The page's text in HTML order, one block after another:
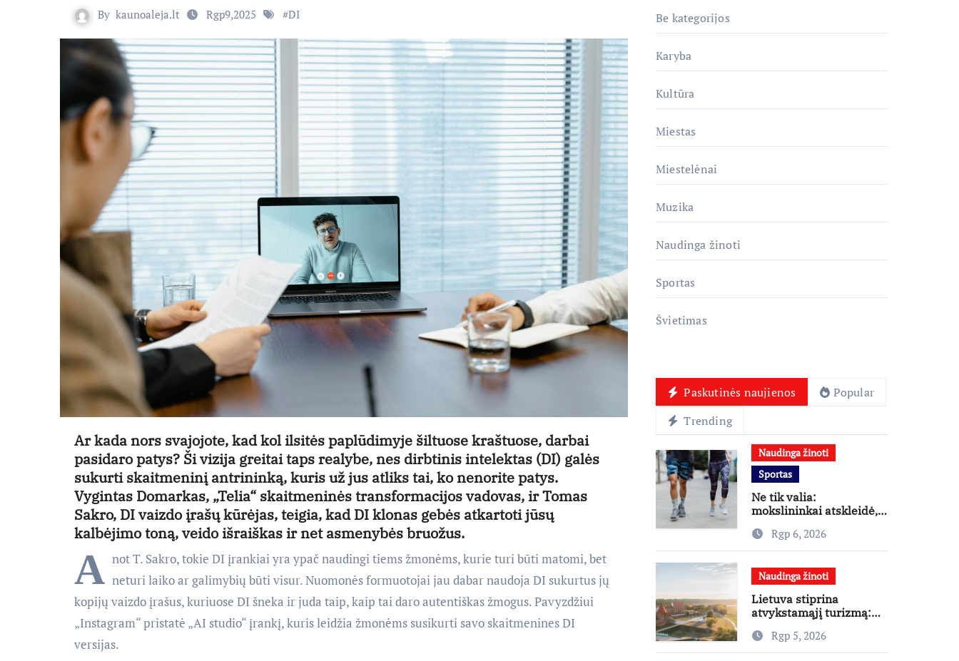
By kaunoaleja.lt Rgp9,2025 #DI
Ar kada nors svajojote, kad kol ilsitės paplūdimyje šiltuose kraštuose, darbai
pasidaro patys? Ši vizija greitai taps realybe, nes dirbtinis intelektas (DI) galės
sukurti skaitmeninį antrininką, kuris už jus atliks tai, ko nenorite patys.
Vygintas Domarkas, „Telia“ skaitmeninės transformacijos vadovas, ir Tomas
Sakro, DI vaizdo įrašų kūrėjas, teigia, kad DI klonas gebės atkartoti jūsų
kalbėjimo toną, veido išraiškas ir net asmenybės bruožus.
A not T. Sakro, tokie DI įrankiai yra ypač naudingi tiems žmonėms, kurie turi būti matomi, bet
neturi laiko ar galimybių būti visur. Nuomonės formuotojai jau dabar naudoja DI sukurtus jų
kopijų vaizdo įrašus, kuriuose DI šneka ir juda taip, kaip tai daro autentiškas žmogus. Pavyzdžiui
„Instagram“ pristatė „AI studio“ įrankį, kuris leidžia žmonėms susikurti savo skaitmenines DI
versijas.
Be kategorijos
Karyba
Kultūra
Miestas
Miestelėnai
Muzika
Naudinga žinoti
Sportas
Švietimas
Paskutinės naujienos
Popular
Trending
Naudinga žinoti
Sportas
Ne tik valia:
mokslininkai atskleidė,
daugiau judėti
Rgp 6, 2026
Naudinga žinoti
Lietuva stiprina
atvykstamąjį turizmą:
užsienio turistams
pritraukti
Rgp 5, 2026